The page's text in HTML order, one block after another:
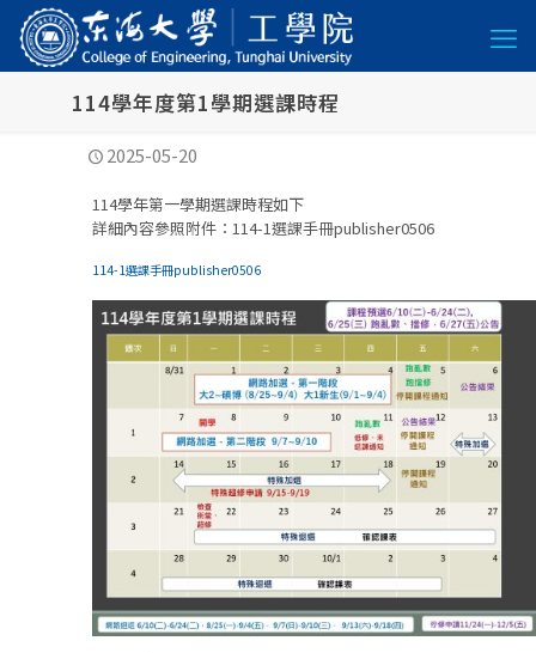
114學年度第1學期選課時程
2025-05-20
114學年第一學期選課時程如下
詳細內容參照附件：114-1選課手冊publisher0506
114-1選課手冊publisher0506